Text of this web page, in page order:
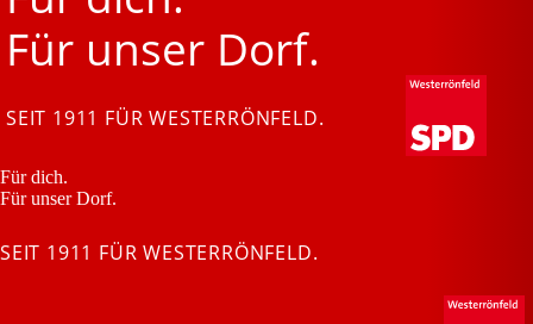
Für unser Dorf.
SEIT 1911 FÜR WESTERRÖNFELD.
Für dich.
Für unser Dorf.
SEIT 1911 FÜR WESTERRÖNFELD.